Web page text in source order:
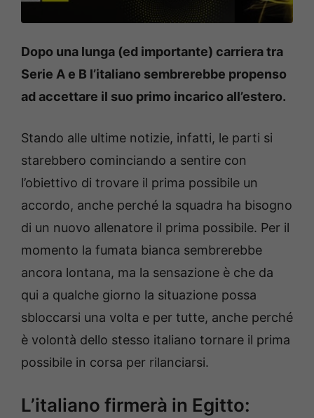
Dopo una lunga (ed importante) carriera tra
Serie A e B l’italiano sembrerebbe propenso
ad accettare il suo primo incarico all’estero.
Stando alle ultime notizie, infatti, le parti si
starebbero cominciando a sentire con
l’obiettivo di trovare il prima possibile un
accordo, anche perché la squadra ha bisogno
di un nuovo allenatore il prima possibile. Per il
momento la fumata bianca sembrerebbe
ancora lontana, ma la sensazione è che da
qui a qualche giorno la situazione possa
sbloccarsi una volta e per tutte, anche perché
è volontà dello stesso italiano tornare il prima
possibile in corsa per rilanciarsi.
L’italiano firmerà in Egitto: